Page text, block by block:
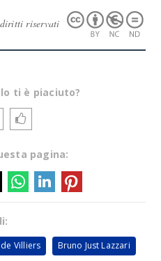
riservati
ti è piaciuto?
pagina:
Villiers Bruno Just Lazzari